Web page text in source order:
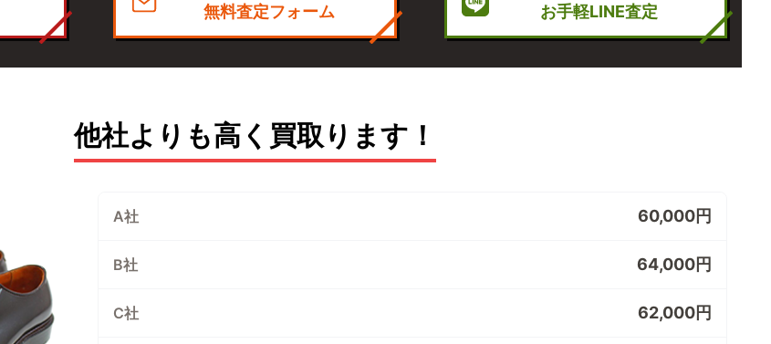
無料査定フォーム お手軽LINE査定
他社よりも高く買取ります！
A社 60,000円
B社 64,000円
C社 62,000円